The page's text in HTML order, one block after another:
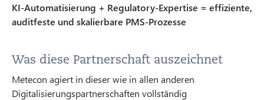
KI-Automatisierung + Regulatory-Expertise = effiziente,
auditfeste und skalierbare PMS-Prozesse
Was diese Partnerschaft auszeichnet
Metecon agiert in dieser wie in allen anderen
Digitalisierungspartnerschaften vollständig